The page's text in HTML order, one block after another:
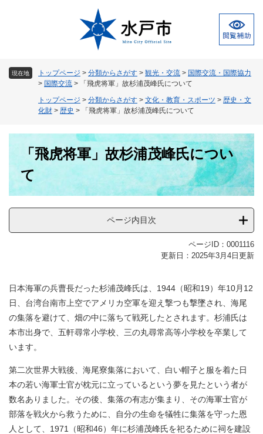
現在地 トップページ > 分類からさがす > 観光・交流 > 国際交流・国際協力
> 国際交流 >
「飛虎将軍」故杉浦茂峰氏について
トップページ > 分類からさがす > 文化・教育・スポーツ > 歴史・文
化財 > 歴史 > 「飛虎将軍」故杉浦茂峰氏について
「飛虎将軍」故杉浦茂峰氏につい
て
ページ内目次
ページID：0001116
更新日：2025年3月4日更新
日本海軍の兵曹長だった杉浦茂峰氏は、1944（昭和19）年10月12
日、台湾台南市上空でアメリカ空軍を迎え撃つも撃墜され、海尾
の集落を避けて、畑の中に落ちて戦死したとされます。杉浦氏は
本市出身で、五軒尋常小学校、三の丸尋常高等小学校を卒業して
います。
第二次世界大戦後、海尾寮集落において、白い帽子と服を着た日
本の若い海軍士官が枕元に立っているという夢を見たという者が
数名ありました。その後、集落の有志が集まり、その海軍士官が
部落を戦火から救うために、自分の生命を犠牲に集落を守った恩
人として、1971（昭和46）年に杉浦茂峰氏を祀るために祠を建設